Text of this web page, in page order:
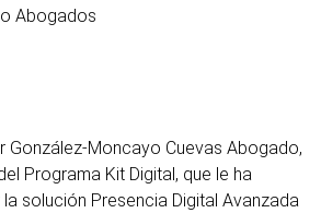
Abogados
González-Moncayo Cuevas Abogado,
Programa Kit Digital, que le ha
solución Presencia Digital Avanzada